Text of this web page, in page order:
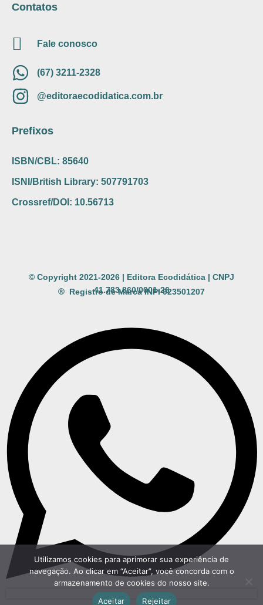
Contatos
Fale conosco
(67) 3211-2328
@editoraecodidatica.com.br
Prefixos
ISBN/CBL: 85640
ISNI/British Library: 507791703
Crossref/DOI: 10.56713
© Copyright 2021-2026 | Editora Ecodidática | CNPJ
41.783.860/0001-26
Registro de Marca INPI 923501207
Utilizamos cookies para aprimorar sua experiência de
navegação. Ao clicar em “Aceitar”, você concorda com o
armazenamento de cookies do nosso site.
Aceitar
Rejeitar